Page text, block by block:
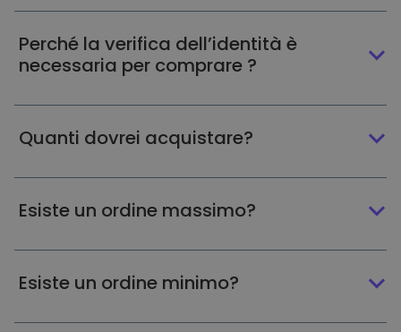
Perché la verifica dell’identità è
necessaria per comprare ?
Quanti dovrei acquistare?
Esiste un ordine massimo?
Esiste un ordine minimo?